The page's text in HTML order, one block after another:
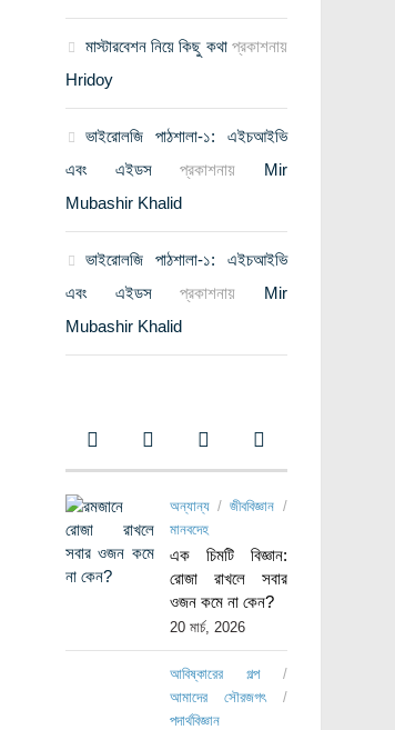
মাস্টারবেশন নিয়ে কিছু কথাপ্রকাশনায়
Hridoy
ভাইরোলজি পাঠশালা-১: এইচআইভি
এবং এইডস প্রকাশনায় Mir
Mubashir Khalid
ভাইরোলজি পাঠশালা-১: এইচআইভি
এবং এইডস প্রকাশনায় Mir
Mubashir Khalid
অন্যান্য/জীববিজ্ঞান /
মানবদেহ
এক চিমটি বিজ্ঞান:
রোজা রাখলে সবার
ওজন কমে না কেন?
20 মার্চ, 2026
আবিষ্কারের গল্প/
আমাদের সৌরজগৎ/
পদার্থবিজ্ঞান